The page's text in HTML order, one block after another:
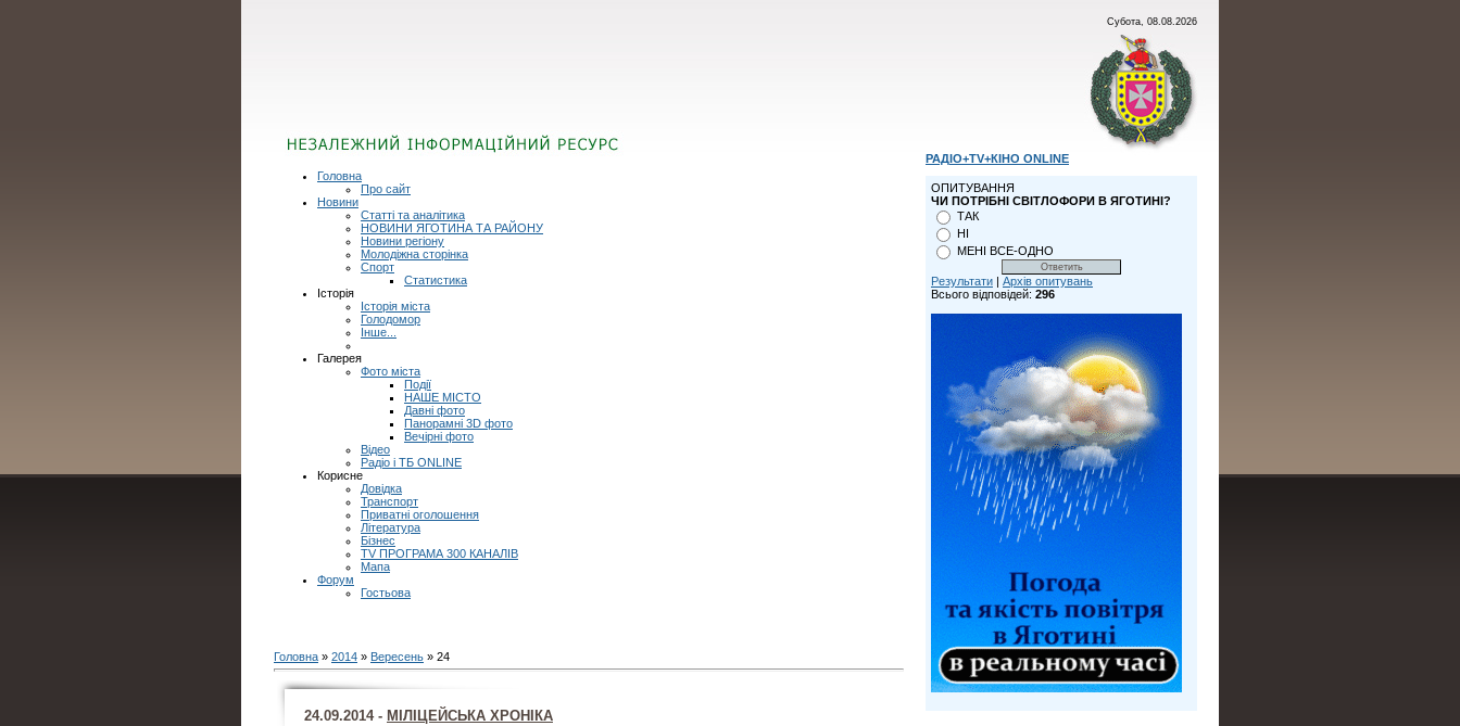
Субота, 08.08.2026
Головна
Про сайт
Новини
Статті та аналітика
НОВИНИ ЯГОТИНА ТА РАЙОНУ
Новини регіону
Молодіжна сторінка
Спорт
Статистика
Історія
Історія міста
Голодомор
Інше...
Галерея
Фото міста
Події
НАШЕ МІСТО
Давні фото
Панорамні 3D фото
Вечірні фото
Відео
Радіо і ТБ ONLINE
Корисне
Довідка
Транспорт
Приватні оголошення
Література
Бізнес
TV ПРОГРАМА 300 КАНАЛІВ
Мапа
Форум
Гостьова
Головна » 2014 » Вересень » 24
24.09.2014 - МІЛІЦЕЙСЬКА ХРОНІКА
РАДІО+TV+КІНО ONLINE
ОПИТУВАННЯ
ЧИ ПОТРІБНІ СВІТЛОФОРИ В ЯГОТИНІ?
ТАК
НІ
МЕНІ ВСЕ-ОДНО
Результати | Архів опитувань
Всього відповідей: 296